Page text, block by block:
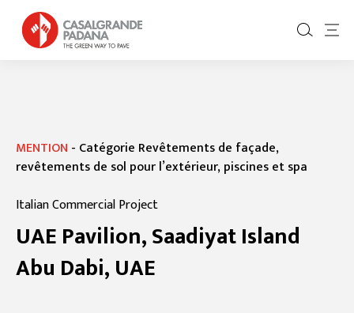
MENTION - Catégorie Revêtements de façade,
revêtements de sol pour l’extérieur, piscines et spa
Italian Commercial Project
UAE Pavilion, Saadiyat Island
Abu Dabi, UAE